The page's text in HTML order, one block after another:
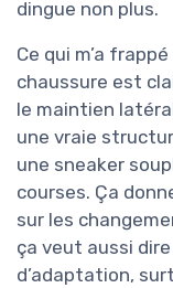
dingue non plus.
Ce qui m’a
chaussure est
le maintien
une vraie
une sneaker
courses. Ça
sur les
ça veut aussi
d’adaptation,